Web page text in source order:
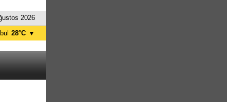
2026
28°C ▼